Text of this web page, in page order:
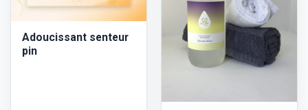
Adoucissant senteur
pin